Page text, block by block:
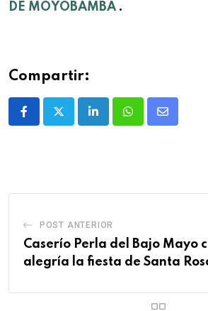
DE MOYOBAMBA .
Compartir:
POST ANTERIOR
Caserío Perla del Bajo Mayo
alegría la fiesta de Santa